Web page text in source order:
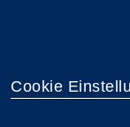
Cookie